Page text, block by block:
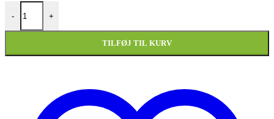
-
Nå nye højder – Den ultimative gave til drømmeren antal
+
TILFØJ TIL KURV